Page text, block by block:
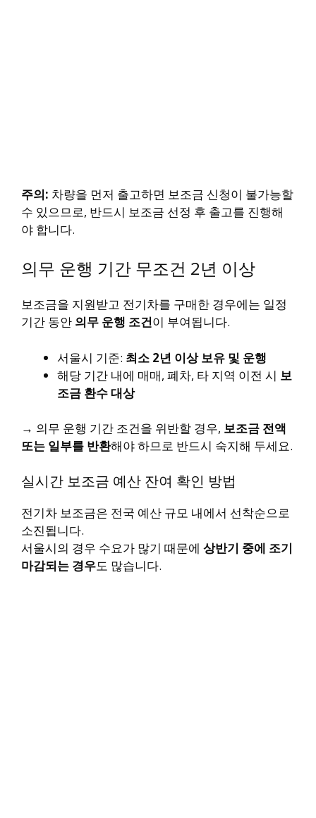
주의: 차량을 먼저 출고하면 보조금 신청이 불가능할
수 있으므로, 반드시 보조금 선정 후 출고를 진행해
야 합니다.
의무 운행 기간 무조건 2년 이상
보조금을 지원받고 전기차를 구매한 경우에는 일정
기간 동안 의무 운행 조건이 부여됩니다.
서울시 기준: 최소 2년 이상 보유 및 운행
해당 기간 내에 매매, 폐차, 타 지역 이전 시 보
조금 환수 대상
→ 의무 운행 기간 조건을 위반할 경우, 보조금 전액
또는 일부를 반환해야 하므로 반드시 숙지해 두세요.
실시간 보조금 예산 잔여 확인 방법
전기차 보조금은 전국 예산 규모 내에서 선착순으로
소진됩니다.
서울시의 경우 수요가 많기 때문에 상반기 중에 조기
마감되는 경우도 많습니다.